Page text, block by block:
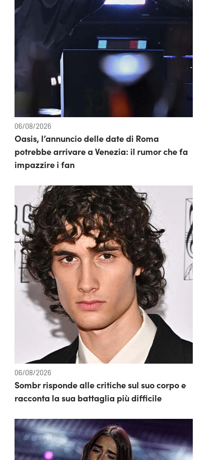
06/08/2026
Oasis, l’annuncio delle date di Roma
potrebbe arrivare a Venezia: il rumor che fa
impazzire i fan
06/08/2026
Sombr risponde alle critiche sul suo corpo e
racconta la sua battaglia più difficile